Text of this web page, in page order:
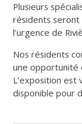
Plusieurs
résidents seront
l’urgence de
Nos résidents
une opportunité
L’exposition
disponible pour